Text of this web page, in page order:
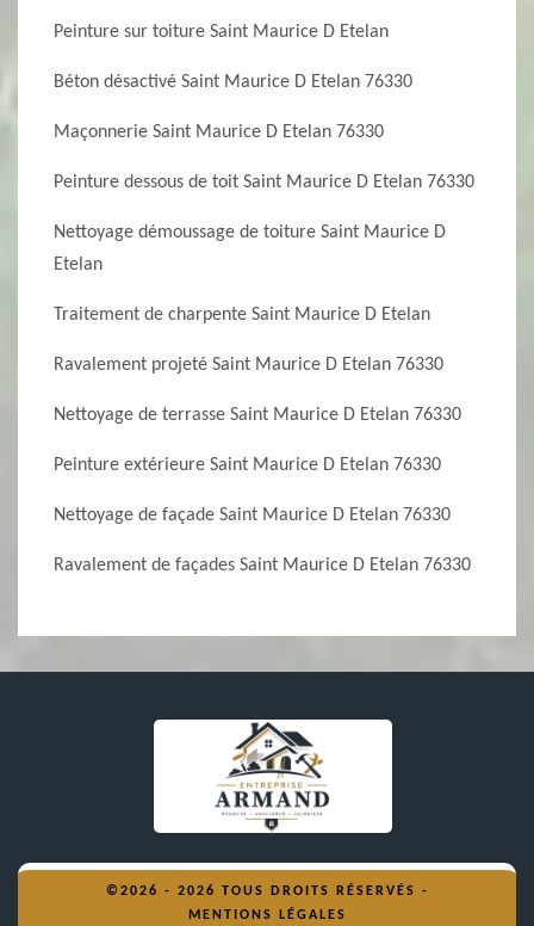
Peinture sur toiture Saint Maurice D Etelan
Béton désactivé Saint Maurice D Etelan 76330
Maçonnerie Saint Maurice D Etelan 76330
Peinture dessous de toit Saint Maurice D Etelan 76330
Nettoyage démoussage de toiture Saint Maurice D
Etelan
Traitement de charpente Saint Maurice D Etelan
Ravalement projeté Saint Maurice D Etelan 76330
Nettoyage de terrasse Saint Maurice D Etelan 76330
Peinture extérieure Saint Maurice D Etelan 76330
Nettoyage de façade Saint Maurice D Etelan 76330
Ravalement de façades Saint Maurice D Etelan 76330
©2026 - 2026 TOUS DROITS RÉSERVÉS -
MENTIONS LÉGALES